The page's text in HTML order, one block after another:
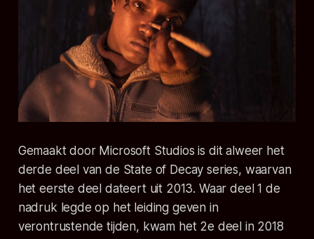
Gemaakt door Microsoft Studios is dit alweer het
derde deel van de State of Decay series, waarvan
het eerste deel dateert uit 2013. Waar deel 1 de
nadruk legde op het leiding geven in
verontrustende tijden, kwam het 2e deel in 2018